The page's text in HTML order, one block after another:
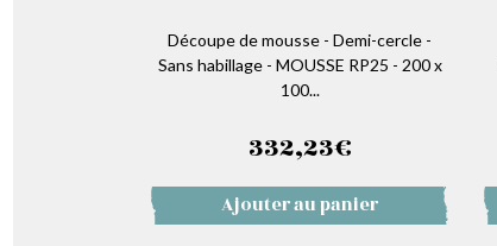
Découpe de mousse - Demi-cercle -
Sans habillage - MOUSSE RP25 - 200 x
100...
332,23€
Ajouter au panier